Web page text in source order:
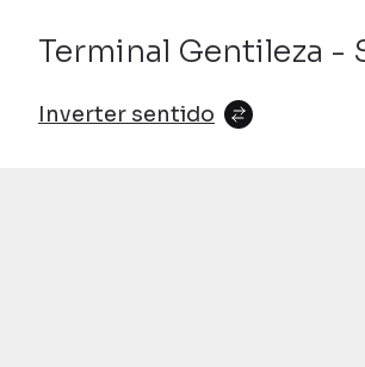
Notícias
Terminal Gentileza -
Inverter sentido